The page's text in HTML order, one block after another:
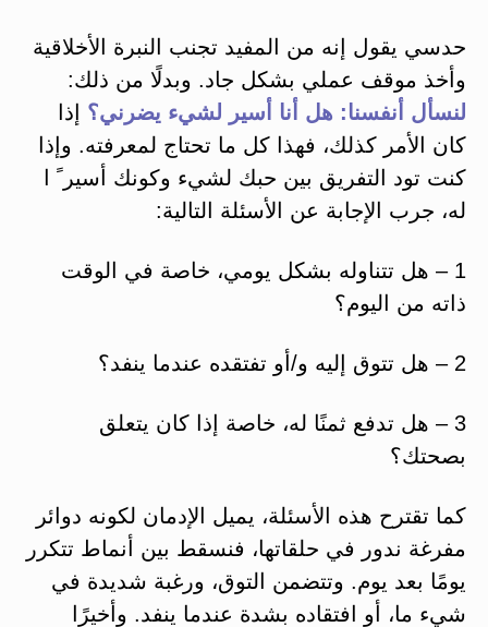
حدسي يقول إنه من المفيد تجنب النبرة الأخلاقية
وأخذ موقف عملي بشكل جاد. وبدلًا من ذلك:
لنسأل أنفسنا: هل أنا أسير لشيء يضرني؟ إذا
كان الأمر كذلك، فهذا كل ما تحتاج لمعرفته. وإذا
كنت تود التفريق بين حبك لشيء وكونك أسير ً ا
له، جرب الإجابة عن الأسئلة التالية:
1 – هل تتناوله بشكل يومي، خاصة في الوقت
ذاته من اليوم؟
2 – هل تتوق إليه و/أو تفتقده عندما ينفد؟
3 – هل تدفع ثمنًا له، خاصة إذا كان يتعلق
بصحتك؟
كما تقترح هذه الأسئلة، يميل الإدمان لكونه دوائر
مفرغة ندور في حلقاتها، فنسقط بين أنماط تتكرر
يومًا بعد يوم. وتتضمن التوق، ورغبة شديدة في
شيء ما، أو افتقاده بشدة عندما ينفد. وأخيرًا